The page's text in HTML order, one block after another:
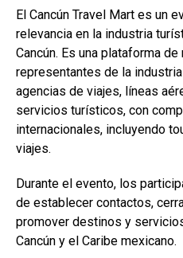
El Cancún Travel Mart es un
relevancia en la industria
Cancún. Es una plataforma
representantes de la
agencias de viajes, líneas
servicios turísticos, con
internacionales, incluyendo
viajes.
Durante el evento, los
de establecer contactos,
promover destinos y
Cancún y el Caribe mexicano.